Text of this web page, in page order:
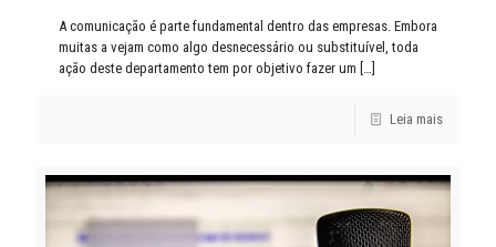
A comunicação é parte fundamental dentro das empresas. Embora
muitas a vejam como algo desnecessário ou substituível, toda
ação deste departamento tem por objetivo fazer um […]
Leia mais